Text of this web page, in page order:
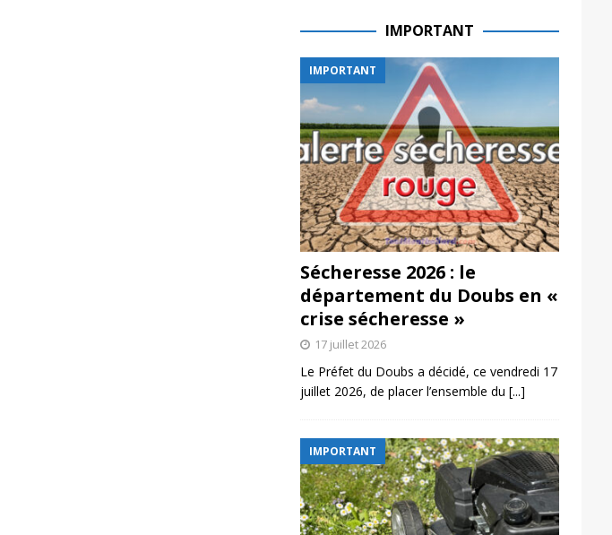
IMPORTANT
IMPORTANT
Sécheresse 2026 : le
département du Doubs en «
crise sécheresse »
17 juillet 2026
Le Préfet du Doubs a décidé, ce vendredi 17
juillet 2026, de placer l’ensemble du [...]
IMPORTANT